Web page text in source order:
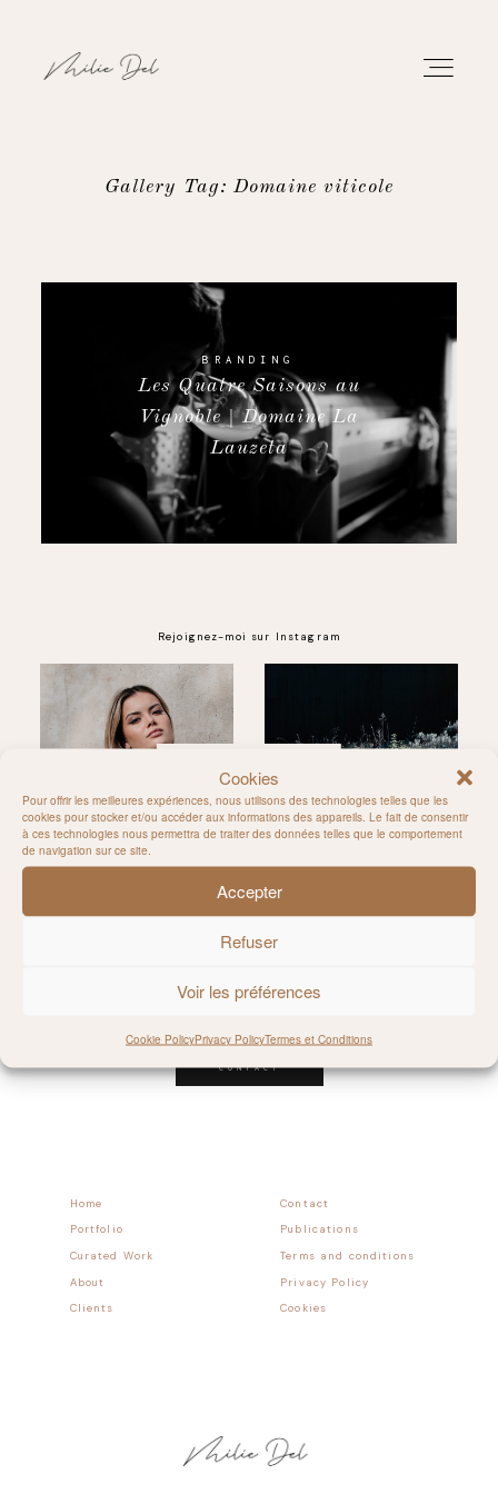
Cookies
Pour offrir les meilleures expériences, nous utilisons des technologies telles que les
cookies pour stocker et/ou accéder aux informations des appareils. Le fait de consentir
à ces technologies nous permettra de traiter des données telles que le comportement
de navigation sur ce site.
Accepter
Refuser
Voir les préférences
Cookie PolicyPrivacy PolicyTermes et Conditions
Gallery Tag: Domaine viticole
BRANDING
Les Quatre Saisons au
Vignoble | Domaine La
Lauzeta
Rejoignez-moi sur Instagram
Contact
Home
Publications
Portfolio
Terms and conditions
Curated Work
CONTACT
Privacy Policy
About
Cookies
Clients